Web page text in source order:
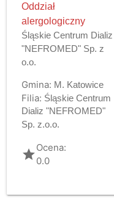
Oddział
alergologiczny
Śląskie Centrum Dializ
"NEFROMED" Sp. z
o.o.
Gmina: M. Katowice
Filia: Śląskie Centrum
Dializ "NEFROMED"
Sp. z.o.o.
gradeOcena:
0.0